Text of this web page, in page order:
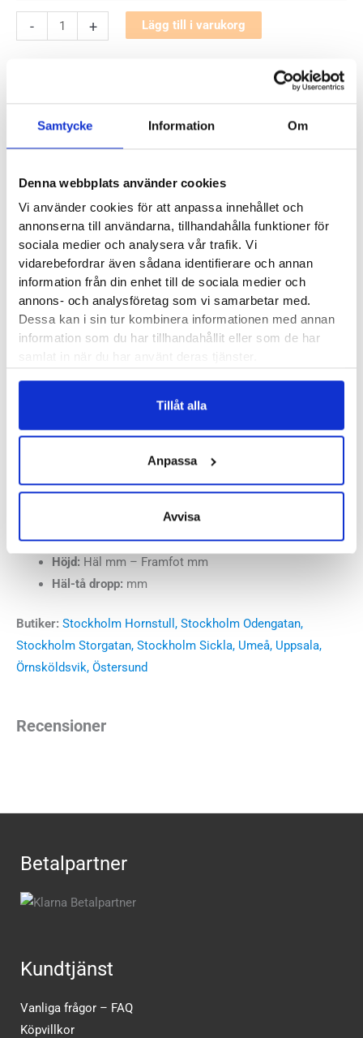
Samtycke Information Om
Denna webbplats använder cookies
Vi använder cookies för att anpassa innehållet och
annonserna till användarna, tillhandahålla funktioner för
sociala medier och analysera vår trafik. Vi
vidarebefordrar även sådana identifierare och annan
information från din enhet till de sociala medier och
annons- och analysföretag som vi samarbetar med.
Dessa kan i sin tur kombinera informationen med annan
information som du har tillhandahållit eller som de har
samlat in när du har använt deras tjänster.
Tillåt alla
Anpassa
Avvisa
-
Wave
Herr
mängd
+ Lägg till i varukorg
Produktegenskaper
Mizuno Wave Horizon 7 är helt och hållet byggd för dig med
låga fotvalv. Den har en rak läst vilket gör den stadig och
rymlig, perfekta egenskaper just för låga fotvalv som ofta
behöver lite mer utrymme på bredden. Årets modell har
stötdämpningens som tillsammans med den goda stadgan
verkligen bidrar till god komfort och funktion.
Fotvalv:Normala, låga
Stabilitet:Pronation
Höjd: Häl mm – Framfot mm
Häl-tå dropp:mm
Butiker: Stockholm Hornstull , Stockholm Odengatan,
Stockholm Storgatan, Stockholm Sickla, Umeå, Uppsala,
Örnsköldsvik, Östersund
Recensioner
Betalpartner
Kundtjänst
Vanliga frågor – FAQ
Köpvillkor